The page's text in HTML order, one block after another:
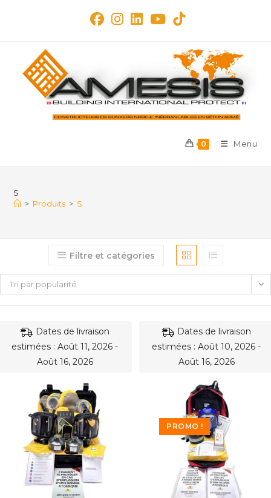
0 Menu
S
> Produits > S
Filtre et catégories
Tri par popularité
Dates de livraison
estimées : Août 11, 2026 -
Août 16, 2026
Dates de livraison
estimées : Août 10, 2026 -
Août 16, 2026
PROMO !